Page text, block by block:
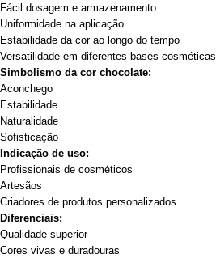
Fácil dosagem e armazenamento
Uniformidade na aplicação
Estabilidade da cor ao longo do tempo
Versatilidade em diferentes bases cosméticas
Simbolismo da cor chocolate:
Aconchego
Estabilidade
Naturalidade
Sofisticação
Indicação de uso:
Profissionais de cosméticos
Artesãos
Criadores de produtos personalizados
Diferenciais:
Qualidade superior
Cores vivas e duradouras